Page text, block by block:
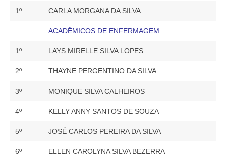
1º CARLA MORGANA DA SILVA
ACADÊMICOS DE ENFERMAGEM
1º LAYS MIRELLE SILVA LOPES
2º THAYNE PERGENTINO DA SILVA
3º MONIQUE SILVA CALHEIROS
4º KELLY ANNY SANTOS DE SOUZA
5º JOSÉ CARLOS PEREIRA DA SILVA
6º ELLEN CAROLYNA SILVA BEZERRA